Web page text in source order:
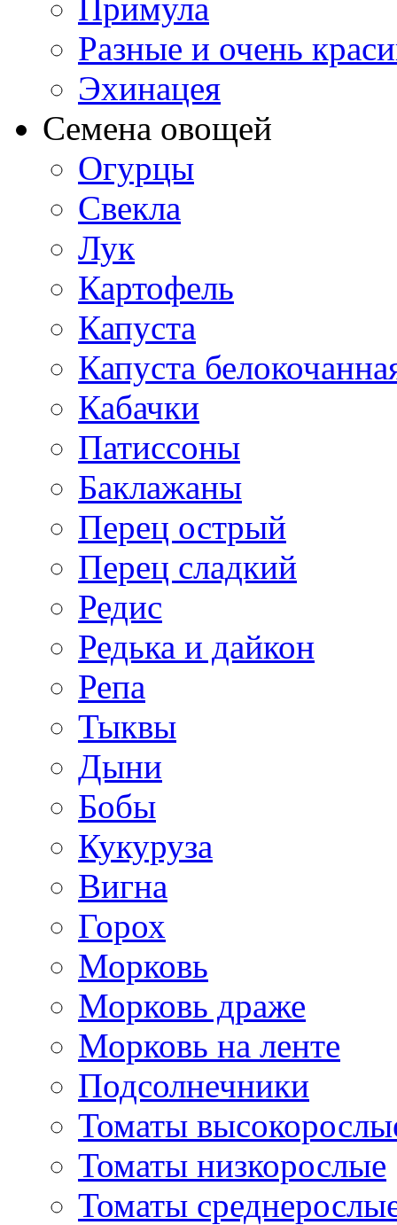
Примула
Разные и очень
Эхинацея
Семена овощей
Огурцы
Свекла
Лук
Картофель
Капуста
Капуста
Кабачки
Патиссоны
Баклажаны
Перец острый
Перец сладкий
Редис
Редька и дайкон
Репа
Тыквы
Дыни
Бобы
Кукуруза
Вигна
Горох
Морковь
Морковь драже
Морковь на ленте
Подсолнечники
Томаты
Томаты низкорослые
Томаты